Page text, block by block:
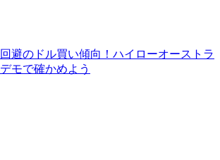
避のドル買い傾向！ハイローオーストラ
モで確かめよう